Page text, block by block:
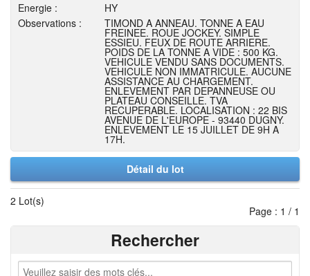
Energie :
HY
Observations :
TIMOND A ANNEAU. TONNE A EAU
FREINEE. ROUE JOCKEY. SIMPLE
ESSIEU. FEUX DE ROUTE ARRIERE.
POIDS DE LA TONNE A VIDE : 500 KG.
VEHICULE VENDU SANS DOCUMENTS.
VEHICULE NON IMMATRICULE. AUCUNE
ASSISTANCE AU CHARGEMENT.
ENLEVEMENT PAR DEPANNEUSE OU
PLATEAU CONSEILLE. TVA
RECUPERABLE. LOCALISATION : 22 BIS
AVENUE DE L'EUROPE - 93440 DUGNY.
ENLEVEMENT LE 15 JUILLET DE 9H A
17H.
Détail du lot
2 Lot(s)
Page : 1 / 1
Rechercher